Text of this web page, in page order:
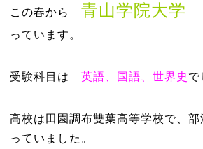
この春から 青山学院大学
っています。
受験科目は 英語、国語、世界史 で
高校は田園調布雙葉高等学校で、
っていました。